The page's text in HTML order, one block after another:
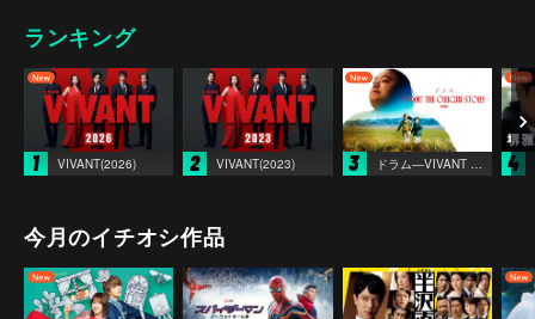
ランキング
1 VIVANT(2026) 2 VIVANT(2023) 3 ドラム―VIVANT THE ORIGIN STORY― 4
今月のイチオシ作品